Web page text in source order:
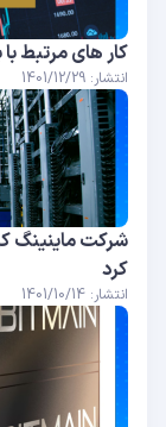
کار های مرتبط
انتشار: 1401/12/29
کرد
انتشار: 1401/10/14